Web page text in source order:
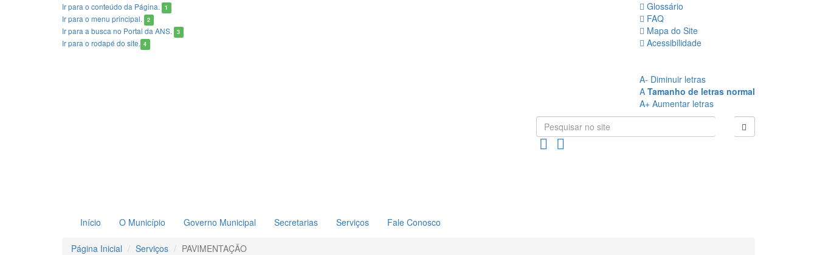
Ir para o conteúdo da Página. 1
Ir para o menu principal. 2
Ir para a busca no Portal da ANS. 3
Ir para o rodapé do site. 4
Glossário
FAQ
Mapa do Site
Acessibilidade
A- Diminuir letras
A Tamanho de letras normal
A+ Aumentar letras
Início O Município Governo Municipal Secretarias Serviços Fale Conosco
Página Inicial Serviços PAVIMENTAÇÃO